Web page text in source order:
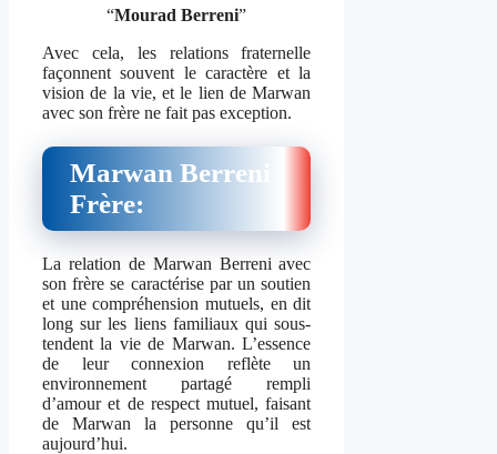
“Mourad Berreni”
Avec cela, les relations fraternelle
façonnent souvent le caractère et la
vision de la vie, et le lien de Marwan
avec son frère ne fait pas exception.
Marwan Berreni
Frère:
La relation de Marwan Berreni avec
son frère se caractérise par un soutien
et une compréhension mutuels, en dit
long sur les liens familiaux qui sous-
tendent la vie de Marwan. L’essence
de leur connexion reflète un
environnement partagé rempli
d’amour et de respect mutuel, faisant
de Marwan la personne qu’il est
aujourd’hui.